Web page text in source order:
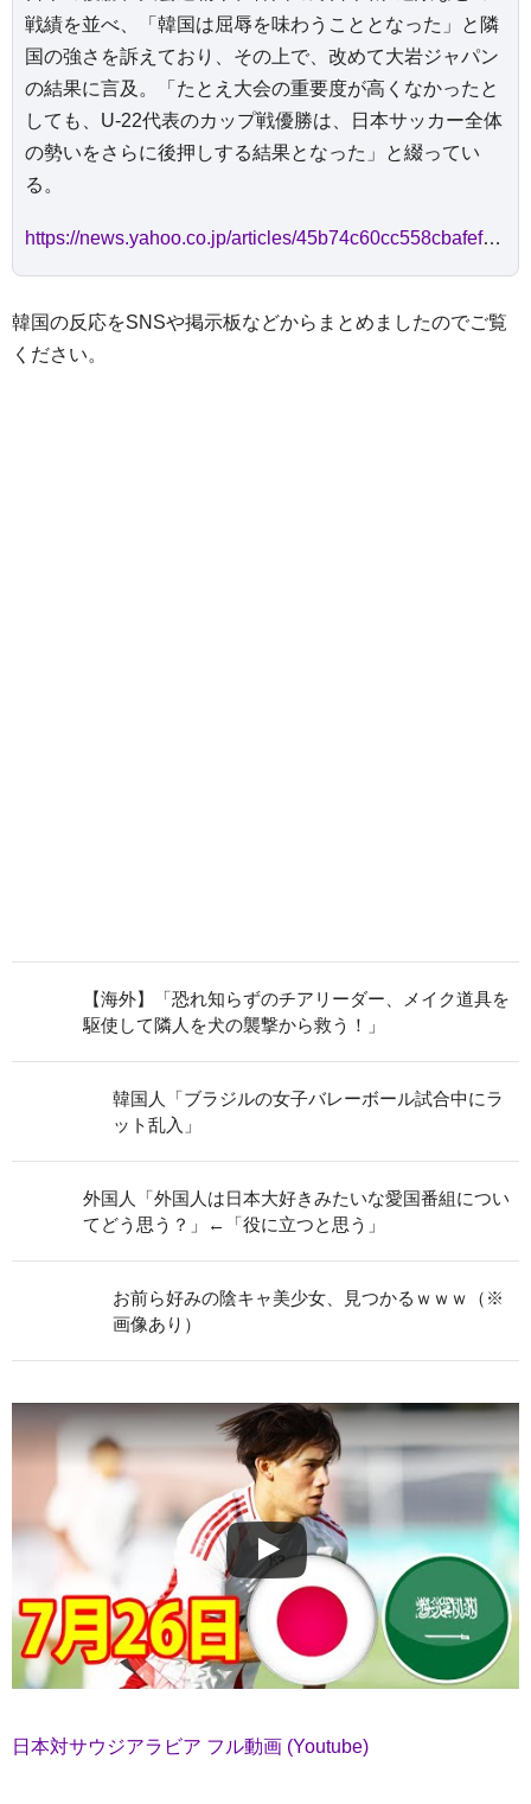
戦績を並べ、「韓国は屈辱を味わうこととなった」と隣
国の強さを訴えており、その上で、改めて大岩ジャパン
の結果に言及。「たとえ大会の重要度が高くなかったと
しても、U-22代表のカップ戦優勝は、日本サッカー全体
の勢いをさらに後押しする結果となった」と綴ってい
る。
https://news.yahoo.co.jp/articles/45b74c60cc558cbafefdec61909d1e1a3f097198
韓国の反応をSNSや掲示板などからまとめましたのでご覧
ください。
【海外】「恐れ知らずのチアリーダー、メイク道具を
駆使して隣人を犬の襲撃から救う！」
韓国人「ブラジルの女子バレーボール試合中にラ
ット乱入」
外国人「外国人は日本大好きみたいな愛国番組につい
てどう思う？」←「役に立つと思う」
お前ら好みの陰キャ美少女、見つかるｗｗｗ（※
画像あり）
日本対サウジアラビア フル動画 (Youtube)